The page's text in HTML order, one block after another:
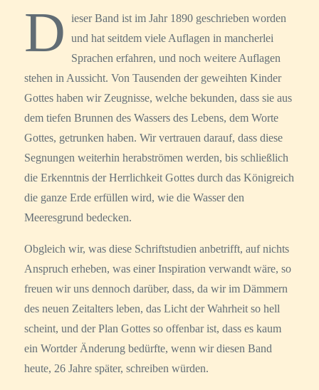
D
ieser Band ist im Jahr 1890 geschrieben worden
und hat seitdem viele Auflagen in mancherlei
Sprachen erfahren, und noch weitere Auflagen
stehen in Aussicht. Von Tausenden der geweihten Kinder
Gottes haben wir Zeugnisse, welche bekunden, dass sie aus
dem tiefen Brun­nen des Wassers des Lebens, dem Worte
Gottes, getrunken haben. Wir vertrauen darauf, dass diese
Segnungen weiterhin herabströmen werden, bis schließlich
die Erkenntnis der Herrlichkeit Gottes durch das König­reich
die ganze Erde erfüllen wird, wie die Wasser den
Meeresgrund bedecken.
Obgleich wir, was diese Schriftstudien anbetrifft, auf nichts
Anspruch erheben, was einer Inspiration verwandt wäre, so
freuen wir uns dennoch darüber, dass, da wir im Dämmern
des neuen Zeitalters leben, das Licht der Wahrheit so hell
scheint, und der Plan Gottes so offenbar ist, dass es kaum
ein Wortder Änderung bedürfte, wenn wir diesen Band
heute, 26 Jahre später, schreiben würden.